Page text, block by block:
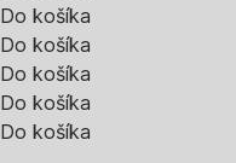
Do košíka
Do košíka
Do košíka
Do košíka
Do košíka